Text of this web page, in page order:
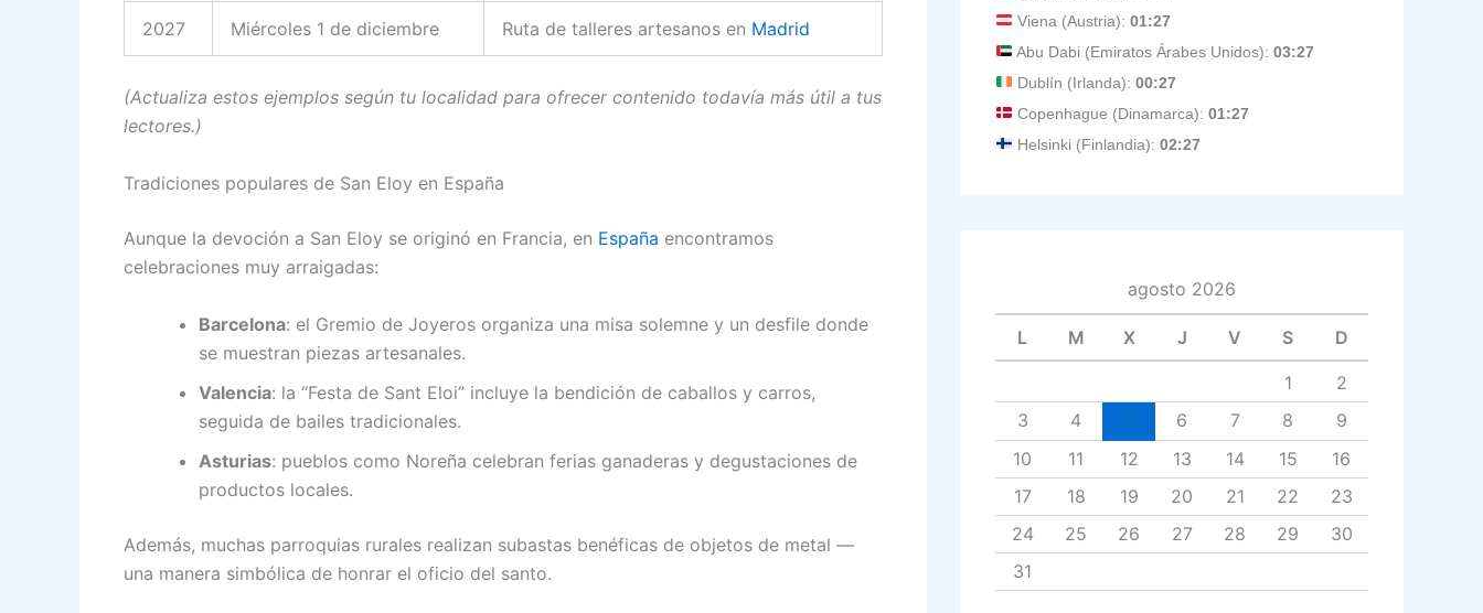
2027 Miércoles 1 de diciembre Ruta de talleres artesanos en Madrid
(Actualiza estos ejemplos según tu localidad para ofrecer contenido todavía más útil a tus
lectores.)
Tradiciones populares de San Eloy en España
Aunque la devoción a San Eloy se originó en Francia, en España encontramos
celebraciones muy arraigadas:
Barcelona: el Gremio de Joyeros organiza una misa solemne y un desfile donde
se muestran piezas artesanales.
Valencia: la “Festa de Sant Eloi” incluye la bendición de caballos y carros,
seguida de bailes tradicionales.
Asturias: pueblos como Noreña celebran ferias ganaderas y degustaciones de
productos locales.
Además, muchas parroquias rurales realizan subastas benéficas de objetos de metal —
una manera simbólica de honrar el oficio del santo.
Viena (Austria): 01:27
Abu Dabi (Emiratos Árabes Unidos): 03:27
Dublín (Irlanda): 00:27
Copenhague (Dinamarca): 01:27
Helsinki (Finlandia): 02:27
agosto 2026
L M X J V S D
1
2
3
4 6 7 8
9
10
11 12 13 14 15
16
17
18 19 20 21 22
23
24
25 26 27 28 29
30
31